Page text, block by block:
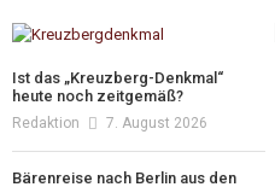
Ist das „Kreuzberg-Denkmal“
heute noch zeitgemäß?
Redaktion 7. August 2026
Bärenreise nach Berlin aus den